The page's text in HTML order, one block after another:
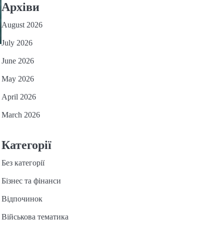
Архіви
August 2026
July 2026
June 2026
May 2026
April 2026
March 2026
Категорії
Без категорії
Бізнес та фінанси
Відпочинок
Військова тематика